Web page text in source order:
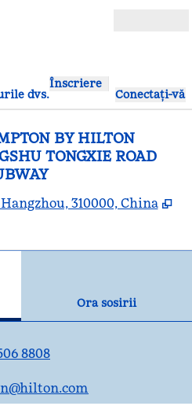
dvs.
Înscriere
Conectați-vă
BY HILTON
TONGXIE ROAD
310000, China ,
Ora sosirii
8808
@hilton.com